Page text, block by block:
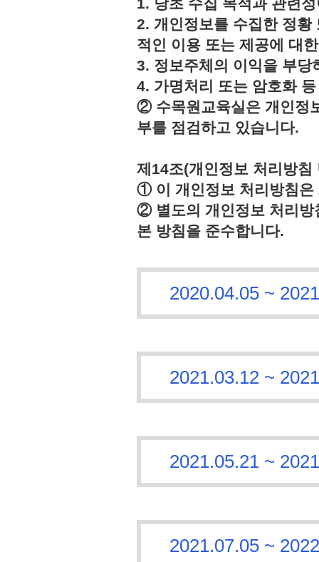
2. 개인정보를 수집한 정황
적인 이용 또는 제공에 대
3. 정보주체의 이익을 부당
4. 가명처리 또는 암호화
② 수목원교육실은 개인정
부를 점검하고 있습니다.
제14조(개인정보 처리방침
① 이 개인정보 처리방침은
② 별도의 개인정보 처리방
본 방침을 준수합니다.
2020.04.05 ~
2021.03.12 ~
2021.05.21 ~
2021.07.05 ~